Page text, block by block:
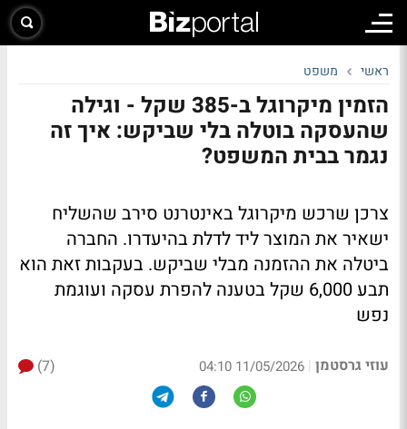
ראשי משפט
הזמין מיקרוגל ב-385 שקל - וגילה
שהעסקה בוטלה בלי שביקש: איך זה
נגמר בבית המשפט?
צרכן שרכש מיקרוגל באינטרנט סירב שהשליח
ישאיר את המוצר ליד לדלת בהיעדרו. החברה
ביטלה את ההזמנה מבלי שביקש. בעקבות זאת הוא
תבע 6,000 שקל בטענה להפרת עסקה ועוגמת
נפש
עוזי גרסטמן |
11/05/2026 04:10
(7)